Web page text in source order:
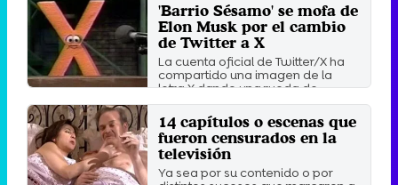
'Barrio Sésamo' se mofa de
Elon Musk por el cambio
de Twitter a X
La cuenta oficial de Twitter/X ha
compartido una imagen de la
letra X dando una rueda de ...
Martes 25 Julio 2023 16:59
14 capítulos o escenas que
fueron censurados en la
televisión
Ya sea por su contenido o por